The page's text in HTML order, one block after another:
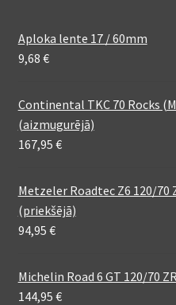
Aploka lente 17 / 60mm
9,68 €
Continental TKC 70 Rocks
(aizmugurējā)
167,95 €
Metzeler Roadtec Z6 120/70
(priekšējā)
94,95 €
Michelin Road 6 GT 120/70
144,95 €